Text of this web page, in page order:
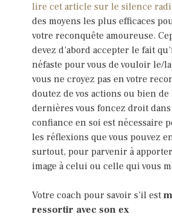
lire cet article sur le silence
des moyens les plus efficaces
votre reconquête amoureuse.
devez d’abord accepter le fait
néfaste pour vous de vouloir le/
vous ne croyez pas en votre
doutez de vos actions ou bien
dernières vous foncez droit
confiance en soi est nécessaire
les réflexions que vous pouvez
surtout, pour parvenir à
image à celui ou celle qui vous
Votre coach pour savoir s’il est
ressortir avec son ex